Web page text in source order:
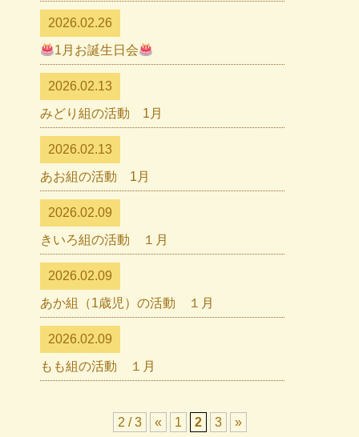
2026.02.26
1月お誕生日会
2026.02.13
みどり組の活動 1月
2026.02.13
あお組の活動 1月
2026.02.09
きいろ組の活動 １月
2026.02.09
あか組（1歳児）の活動 １月
2026.02.09
もも組の活動 １月
2 / 3 « 1 2 3 »